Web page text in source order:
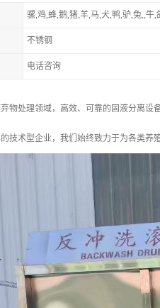
骡,鸡,蜂,鹅,猪,羊,马,犬,鸭,驴,兔,,牛,
不锈钢
电话咨询
物处理领域，高效、可靠的固液分离设
技术型企业，我们始终致力于为各类养